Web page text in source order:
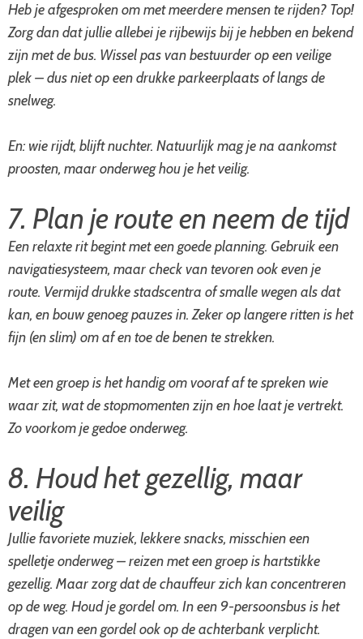
Heb je afgesproken om met meerdere mensen te rijden? Top!
Zorg dan dat jullie allebei je rijbewijs bij je hebben en bekend
zijn met de bus. Wissel pas van bestuurder op een veilige
plek – dus niet op een drukke parkeerplaats of langs de
snelweg.
En: wie rijdt, blijft nuchter. Natuurlijk mag je na aankomst
proosten, maar onderweg hou je het veilig.
7. Plan je route en neem de tijd
Een relaxte rit begint met een goede planning. Gebruik een
navigatiesysteem, maar check van tevoren ook even je
route. Vermijd drukke stadscentra of smalle wegen als dat
kan, en bouw genoeg pauzes in. Zeker op langere ritten is het
fijn (en slim) om af en toe de benen te strekken.
Met een groep is het handig om vooraf af te spreken wie
waar zit, wat de stopmomenten zijn en hoe laat je vertrekt.
Zo voorkom je gedoe onderweg.
8. Houd het gezellig, maar
veilig
Jullie favoriete muziek, lekkere snacks, misschien een
spelletje onderweg – reizen met een groep is hartstikke
gezellig. Maar zorg dat de chauffeur zich kan concentreren
op de weg. Houd je gordel om. In een 9-persoonsbus is het
dragen van een gordel ook op de achterbank verplicht.